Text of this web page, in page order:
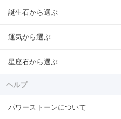
誕生石から選ぶ
運気から選ぶ
星座石から選ぶ
ヘルプ
パワーストーンについて